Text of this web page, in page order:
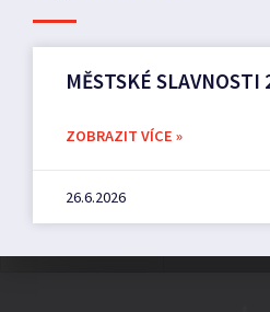
MĚSTSKÉ SLAVNOSTI
ZOBRAZIT VÍCE »
26.6.2026